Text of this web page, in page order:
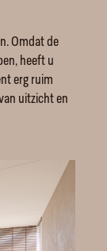
Omdat de
heeft u
erg ruim
uitzicht en